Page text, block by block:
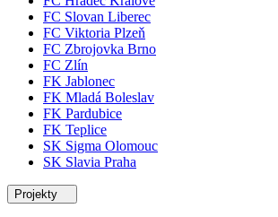
FC Slovan Liberec
FC Viktoria Plzeň
FC Zbrojovka Brno
FC Zlín
FK Jablonec
FK Mladá Boleslav
FK Pardubice
FK Teplice
SK Sigma Olomouc
SK Slavia Praha
Projekty